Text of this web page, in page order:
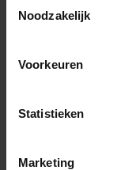
Noodzakelijk
Voorkeuren
Statistieken
Marketing